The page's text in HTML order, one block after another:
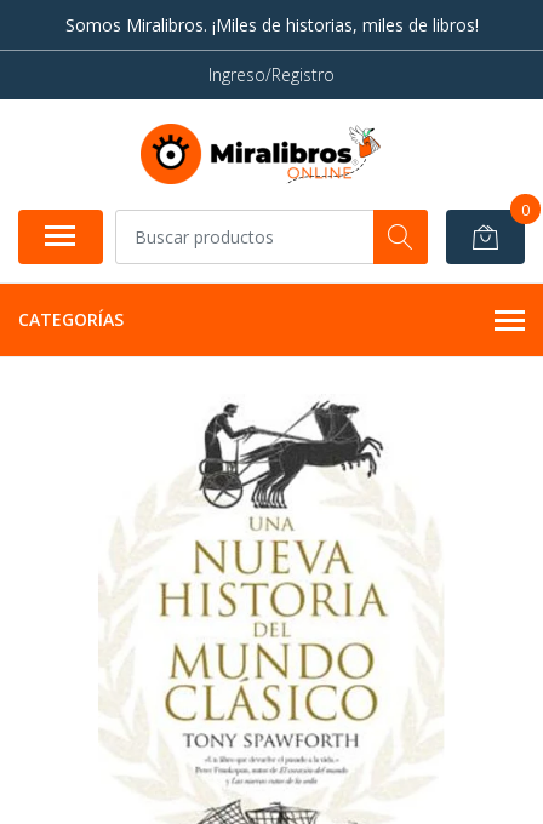
Somos Miralibros. ¡Miles de historias, miles de libros!
Ingreso/Registro
0
CATEGORÍAS